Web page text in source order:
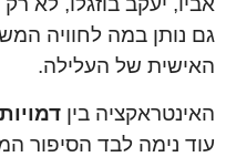
גם נותן במה לחוויה
האישית של העלילה.
האינטראקציה בין
עוד נימה לבד הסיפור